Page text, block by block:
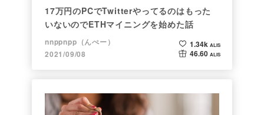
17万円のPCでTwitterやってるのはもった
いないのでETHマイニングを始めた話
nnppnpp（んぺー）
2021/09/08
1.34k ALIS
46.60 ALIS